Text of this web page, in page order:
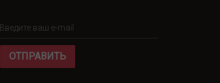
ОТПРАВИТЬ